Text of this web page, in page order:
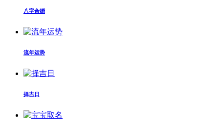
八字合婚
流年运势
择吉日